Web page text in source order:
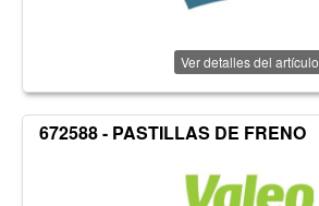
Ver detalles del artículo
672588 - PASTILLAS DE FRENO